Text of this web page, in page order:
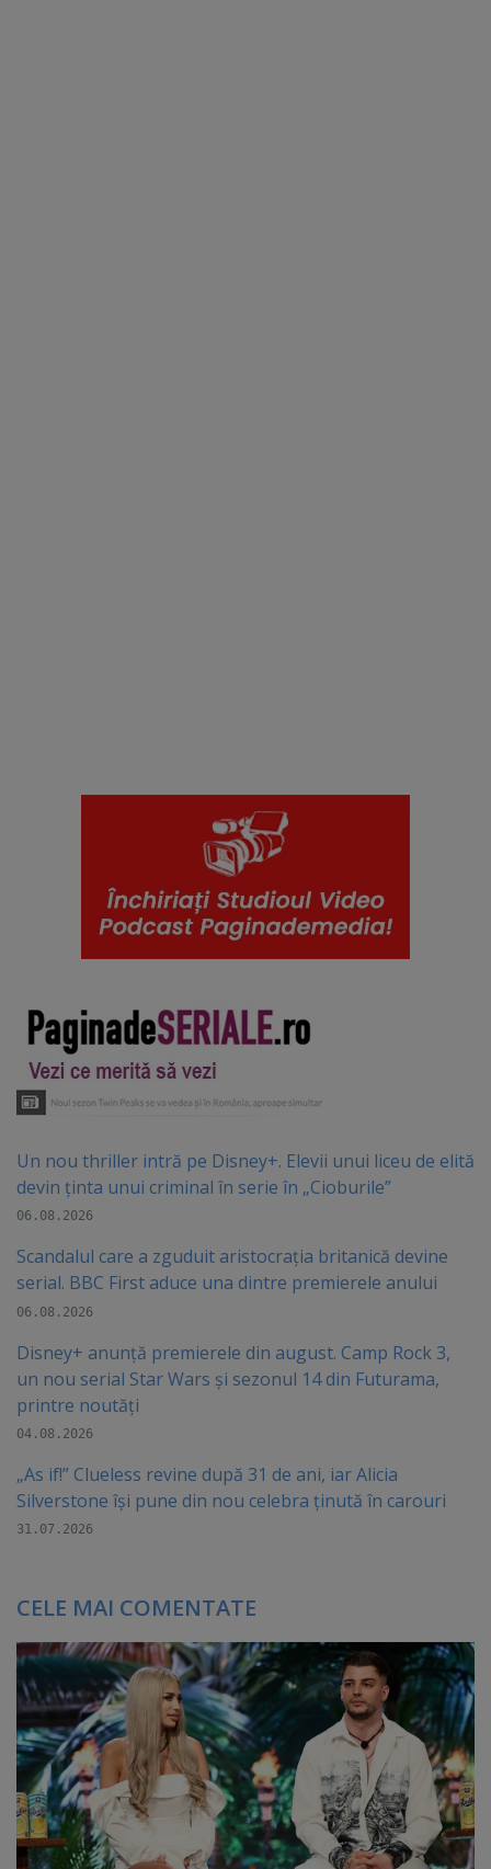
Un nou thriller intră pe Disney+. Elevii unui liceu de elită
devin ținta unui criminal în serie în „Cioburile”
06.08.2026
Scandalul care a zguduit aristocrația britanică devine
serial. BBC First aduce una dintre premierele anului
06.08.2026
Disney+ anunță premierele din august. Camp Rock 3,
un nou serial Star Wars și sezonul 14 din Futurama,
printre noutăți
04.08.2026
„As if!” Clueless revine după 31 de ani, iar Alicia
Silverstone își pune din nou celebra ținută în carouri
31.07.2026
CELE MAI COMENTATE